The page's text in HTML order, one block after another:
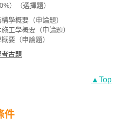
）（選擇題）
學概要（申論題）
工學概要（申論題）
要（申論題）
古題
▲Top
件